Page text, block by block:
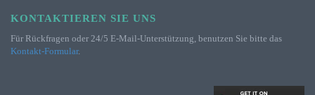
KONTAKTIEREN SIE UNS
Für Rückfragen oder 24/5 E-Mail-Unterstützung, benutzen Sie bitte das
Kontakt-Formular.